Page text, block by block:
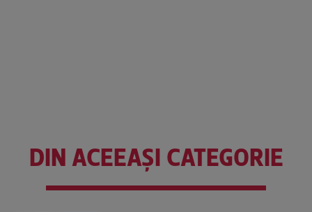
DIN ACEEAȘI CATEGORIE